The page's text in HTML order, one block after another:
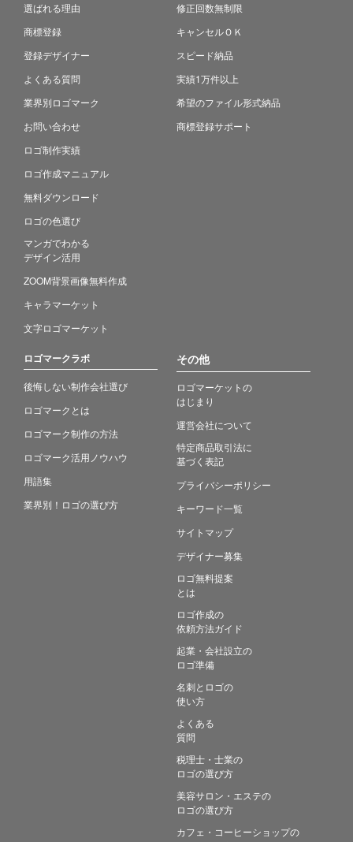
選ばれる理由
商標登録
登録デザイナー
よくある質問
業界別ロゴマーク
お問い合わせ
ロゴ制作実績
ロゴ作成マニュアル
無料ダウンロード
ロゴの色選び
マンガでわかる
デザイン活用
ZOOM背景画像無料作成
キャラマーケット
文字ロゴマーケット
修正回数無制限
キャンセルＯＫ
スピード納品
実績1万件以上
希望のファイル形式納品
商標登録サポート
ロゴマークラボ
後悔しない制作会社選び
ロゴマークとは
ロゴマーク制作の方法
ロゴマーク活用ノウハウ
用語集
業界別！ロゴの選び方
その他
ロゴマーケットの
はじまり
運営会社について
特定商品取引法に
基づく表記
プライバシーポリシー
キーワード一覧
サイトマップ
デザイナー募集
ロゴ無料提案
とは
ロゴ作成の
依頼方法ガイド
起業・会社設立の
ロゴ準備
名刺とロゴの
使い方
よくある
質問
税理士・士業の
ロゴの選び方
美容サロン・エステの
ロゴの選び方
カフェ・コーヒーショップの